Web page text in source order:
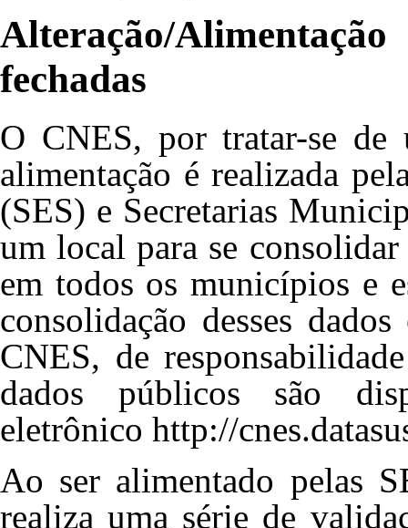
Alteração/
fechadas
O CNES, por tratar-se de
alimentação é realizada
(SES) e Secretarias
um local para se
em todos os municípios e
consolidação desses
CNES, de
dados públicos são
eletrônico http://
Ao ser alimentado pelas
realiza uma série de